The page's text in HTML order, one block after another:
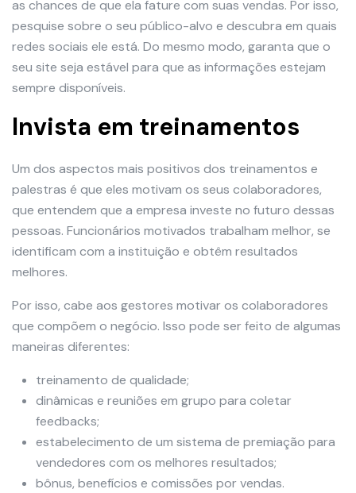
as chances de que ela fature com suas vendas. Por isso,
pesquise sobre o seu público-alvo e descubra em quais
redes sociais ele está. Do mesmo modo, garanta que o
seu site seja estável para que as informações estejam
sempre disponíveis.
Invista em treinamentos
Um dos aspectos mais positivos dos treinamentos e
palestras é que eles motivam os seus colaboradores,
que entendem que a empresa investe no futuro dessas
pessoas. Funcionários motivados trabalham melhor, se
identificam com a instituição e obtêm resultados
melhores.
Por isso, cabe aos gestores motivar os colaboradores
que compõem o negócio. Isso pode ser feito de algumas
maneiras diferentes:
treinamento de qualidade;
dinâmicas e reuniões em grupo para coletar
feedbacks;
estabelecimento de um sistema de premiação para
vendedores com os melhores resultados;
bônus, benefícios e comissões por vendas.